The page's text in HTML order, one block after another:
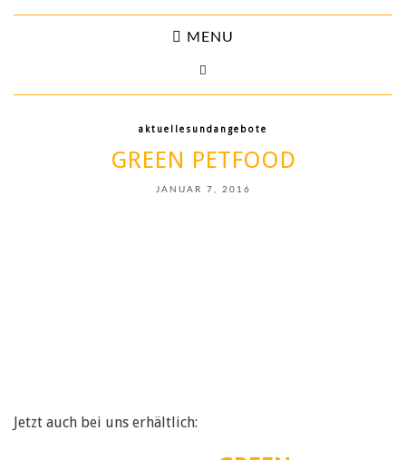
MENU
aktuellesundangebote
GREEN PETFOOD
JANUAR 7, 2016
Jetzt auch bei uns erhältlich: